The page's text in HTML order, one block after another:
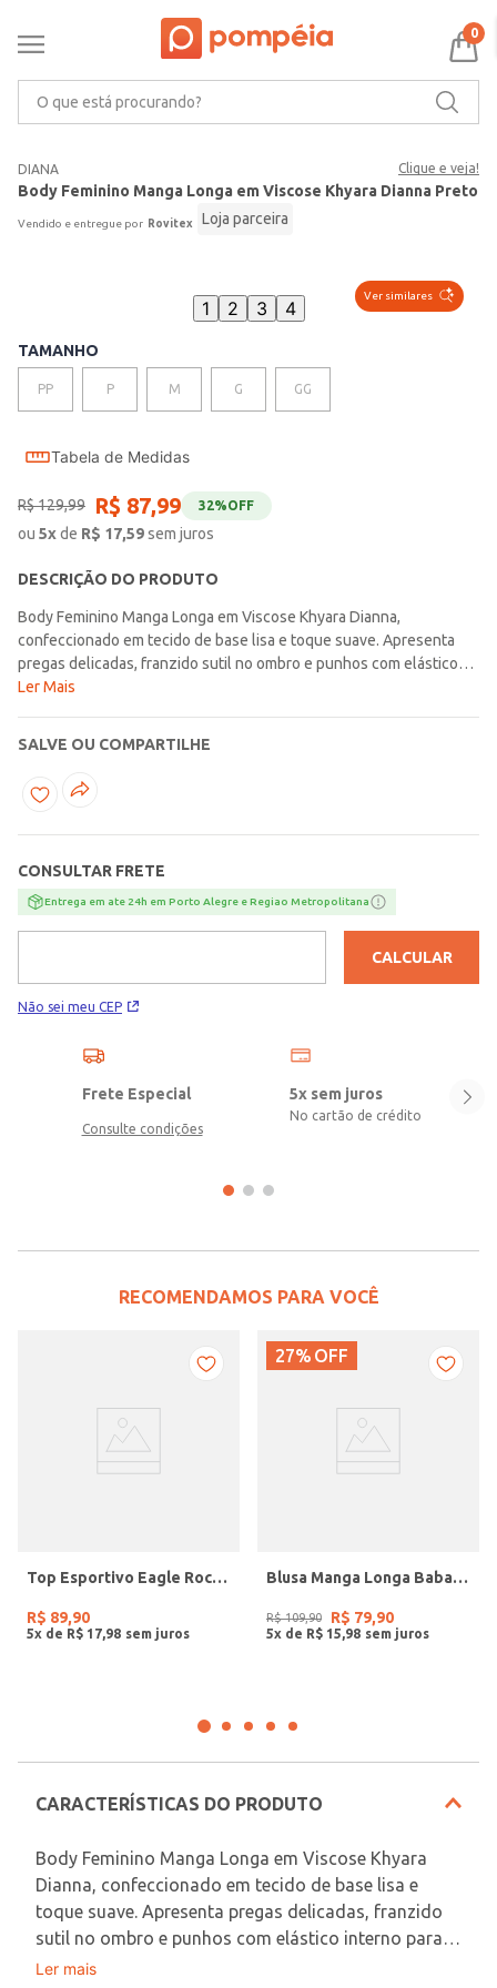
0
DIANA Clique e veja!
Body Feminino Manga Longa em Viscose Khyara Dianna Preto
Rovitex Loja parceira
Ver similares
1 2 3 4
TAMANHO
PP P M G GG
Tabela de Medidas
R$129,99 R$ 87,99 32%OFF
ou 5xde R$ 17,59sem juros
DESCRIÇÃO DO PRODUTO
Body Feminino Manga Longa em Viscose Khyara Dianna,
confeccionado em tecido de base lisa e toque suave. Apresenta
pregas delicadas, franzido sutil no ombro e punhos com elástico
interno para melhor ajuste. Possui pala dupla nas costas com prega
conforto, resultando em uma peça sofisticada e versátil.
Ler Mais
SALVE OU COMPARTILHE
CONSULTAR FRETE
Entrega em ate 24h em Porto Alegre e Regiao Metropolitana
Não sei meu CEP
CALCULAR
Frete Especial
Consulte condições
5x sem juros
No cartão de crédito
RECOMENDAMOS PARA VOCÊ
Top Esportivo Eagle Rock Feminino CREME
R$ 89,90
5x de R$ 17 98
27% OFF
Blusa Manga Longa Babados Autentique Feminina PRETO
R$ 109,90 R$ 79,90
5x de R$ 15 98
CARACTERÍSTICAS DO PRODUTO
Body Feminino Manga Longa em Viscose Khyara
Dianna, confeccionado em tecido de base lisa e
toque suave. Apresenta pregas delicadas, franzido
sutil no ombro e punhos com elástico interno para
melhor ajuste. Possui pala dupla nas costas com
Em decorrência do uso do flash, as peças podem
Ler mais